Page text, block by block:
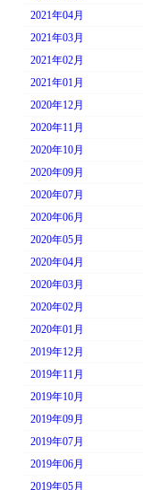
2021年04月
2021年03月
2021年02月
2021年01月
2020年12月
2020年11月
2020年10月
2020年09月
2020年07月
2020年06月
2020年05月
2020年04月
2020年03月
2020年02月
2020年01月
2019年12月
2019年11月
2019年10月
2019年09月
2019年07月
2019年06月
2019年05月